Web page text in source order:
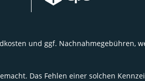
und ggf. Nachnahmegebühren,
Das Fehlen einer solchen